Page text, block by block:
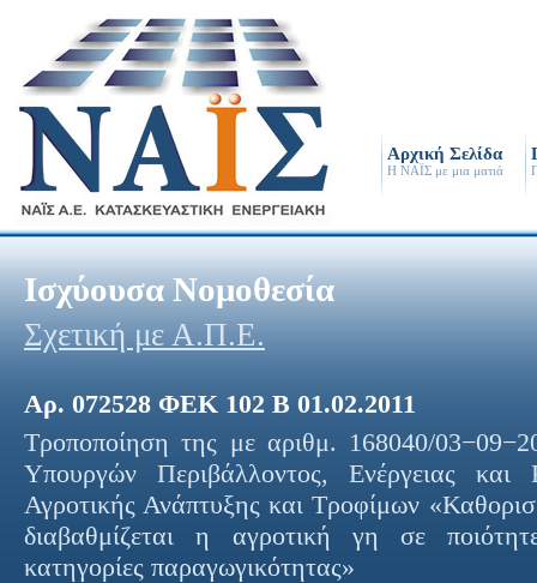
Αρχική Σελίδα
Η ΝΑΪΣ με μια ματιά
Ισχύουσα Νομοθεσία
Σχετική με Α.Π.Ε.
Αρ. 072528 ΦΕΚ 102 Β 01.02.2011
Τροποποίηση της με αριθμ. 168040/03−09−
Υπουργών Περιβάλλοντος, Ενέργειας και
Αγροτικής Ανάπτυξης και Τροφίμων
διαβαθμίζεται η αγροτική γη σε
κατηγορίες παραγωγικότητας»